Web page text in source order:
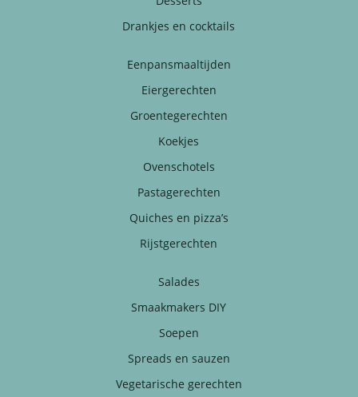
Drankjes en cocktails
Eenpansmaaltijden
Eiergerechten
Groentegerechten
Koekjes
Ovenschotels
Pastagerechten
Quiches en pizza’s
Rijstgerechten
Salades
Smaakmakers DIY
Soepen
Spreads en sauzen
Vegetarische gerechten